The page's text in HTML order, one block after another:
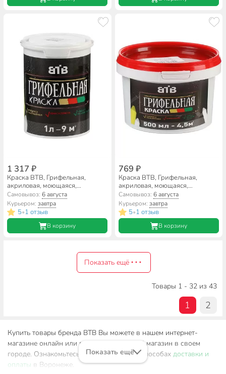
1 317 ₽
Краска ВТВ, Грифельная,
акриловая, моющаяся,
глубокоматовая, коричневая, 1
л
Самовывоз:6 августа
Курьером:завтра
5•1 отзыв
В корзину
769 ₽
Краска ВТВ, Грифельная,
акриловая, моющаяся,
глубокоматовая, коричневая,
0.5 л
Самовывоз: 6 августа
Курьером: завтра
5•1 отзыв
В корзину
Показать ещё
Товары 1 - 32 из 43
1 2
Купить товары бренда ВТВ Вы можете в нашем интернет-
магазине онлайн или посетив розничный магазин в своем
городе. Ознакомьтесь с информацией о способах доставки и
оплаты в Воронеже.
Показать ещё